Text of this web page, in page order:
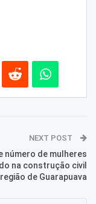
NEXT POST
número de mulheres
na construção civil
de Guarapuava